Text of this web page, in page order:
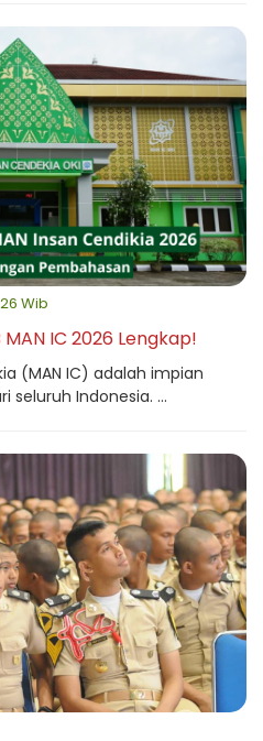
Wib
IC 2026 Lengkap!
(MAN IC) adalah impian
seluruh Indonesia. ...